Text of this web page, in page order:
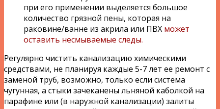
при его применении выделяется большое
количество грязной пены, которая на
раковине/ванне из акрила или ПВХ может
оставить несмываемые следы.
Регулярно чистить канализацию химическими
средствами, не планируя каждые 5-7 лет ее ремонт с
заменой труб, возможно, только если система
чугунная, а стыки зачеканены льняной каболкой на
парафине или (в наружной канализации) залиты